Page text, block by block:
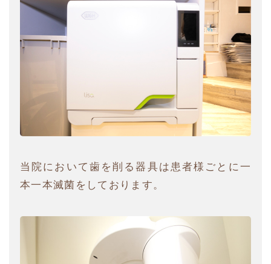
当院において歯を削る器具は患者様ごとに一
本一本滅菌をしております。